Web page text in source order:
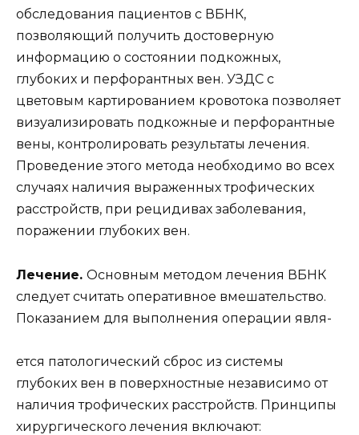
обследования пациентов с ВБНК,
позволяющий получить достоверную
информацию о состоянии подкожных,
глубоких и перфорантных вен. УЗДС с
цветовым картированием кровотока позволяет
визуализировать подкожные и перфорантные
вены, контролировать результаты лечения.
Проведение этого метода необходимо во всех
случаях наличия выраженных трофических
расстройств, при рецидивах заболевания,
поражении глубоких вен.
Лечение. Основным методом лечения ВБНК
следует считать оперативное вмешательство.
Показанием для выполнения операции явля-
ется патологический сброс из системы
глубоких вен в поверхностные независимо от
наличия трофических расстройств. Принципы
хирургического лечения включают: